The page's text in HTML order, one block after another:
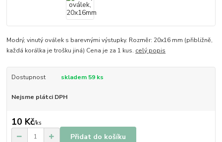
Modrý, vinutý oválek s barevnými výstupky. Rozměr: 20x16 mm (přibližně,
každá korálka je trošku jiná) Cena je za 1 kus. celý popis
Dostupnost skladem 59 ks
Nejsme plátci DPH
10 Kč/ks
Přidat do košíku